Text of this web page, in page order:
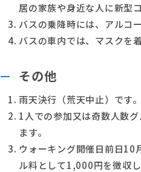
居の家族や身近な人に新型
バスの乗降時には、アルコ
バスの車内では、マスクを
その他
雨天決行（荒天中止）です
1人での参加又は奇数人数
ます。
ウォーキング開催日前日10
ル料として1,000円を徴収